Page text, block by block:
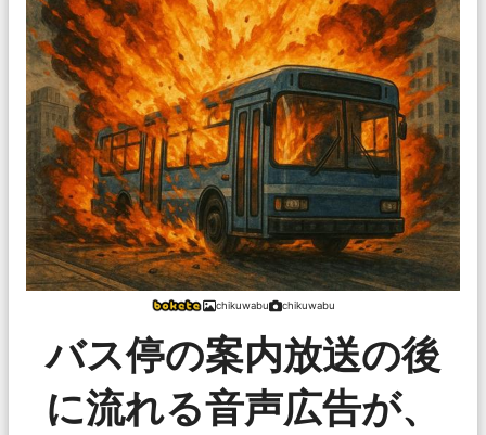
chikuwabu chikuwabu
バス停の案内放送の後
に流れる音声広告が、